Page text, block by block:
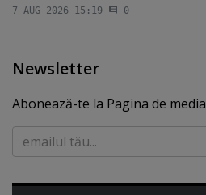
7 AUG 2026 15:19 0
Newsletter
Abonează-te la Pagina de media